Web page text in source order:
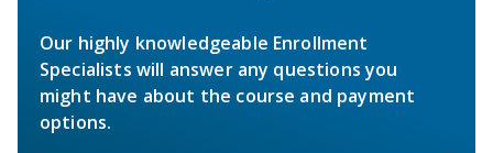
Our highly knowledgeable Enrollment
Specialists will answer any questions you
might have about the course and payment
options.